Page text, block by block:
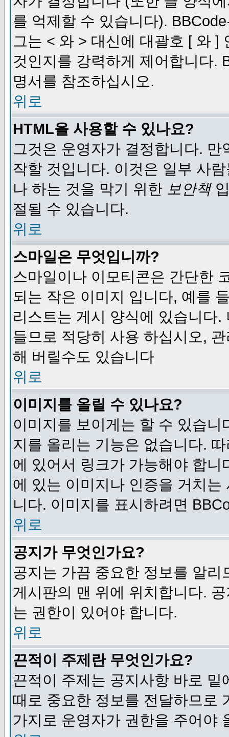
를 억제할 수 있습니다).
그는 < 와 > 대신에 대괄호 [ 와 ]
것인지를 강력하게 제어합니다.
명서를 참조하십시오.
위로
HTML을 사용할 수 있나요?
그것은 운영자가 결정합니다.
작할 것입니다. 이것은 일부 사
나 하는 것을 막기 위한 보안책
절될 수 있습니다.
위로
스마일은 무엇입니까?
스마일이나 이모티콘은 간단한
되는 작은 이미지 입니다, 예를
리스트는 게시 양식에 있습니다
들므로 적당히 사용 하십시오,
해 버릴수도 있습니다
위로
이미지를 올릴 수 있나요?
이미지를 보이게는 할 수 있습
지를 올리는 기능은 없습니다.
에 있어서 링크가 가능해야 합
에 있는 이미지나 인증을 거치
니다. 이미지를 표시하려면
위로
공지가 무엇인가요?
공지는 가끔 중요한 정보를 알
게시판의 맨 위에 위치합니다.
는 권한이 있어야 합니다.
위로
끈적이 주제란 무엇인가요?
끈적이 주제는 공지사항 바로
때로 중요한 정보를 전달하므로
가지로 운영자가 권한을 주어야